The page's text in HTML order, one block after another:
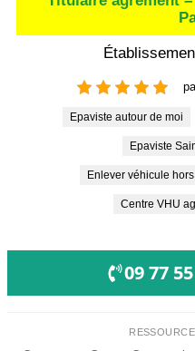
Epaviste autour de moi
Epaviste
Enlever véhicule
Centre VHU
09 77